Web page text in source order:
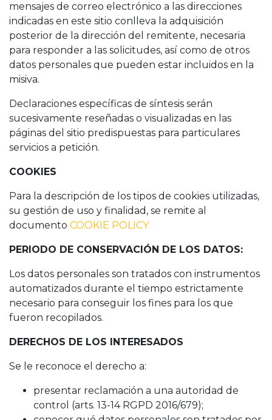
mensajes de correo electrónico a las direcciones
indicadas en este sitio conlleva la adquisición
posterior de la dirección del remitente, necesaria
para responder a las solicitudes, así como de otros
datos personales que pueden estar incluidos en la
misiva.
Declaraciones específicas de síntesis serán
sucesivamente reseñadas o visualizadas en las
páginas del sitio predispuestas para particulares
servicios a petición.
COOKIES
Para la descripción de los tipos de cookies utilizadas,
su gestión de uso y finalidad, se remite al
documento COOKIE POLICY
PERIODO DE CONSERVACIÓN DE LOS DATOS:
Los datos personales son tratados con instrumentos
automatizados durante el tiempo estrictamente
necesario para conseguir los fines para los que
fueron recopilados.
DERECHOS DE LOS INTERESADOS
Se le reconoce el derecho a:
presentar reclamación a una autoridad de
control (arts. 13-14 RGPD 2016/679);